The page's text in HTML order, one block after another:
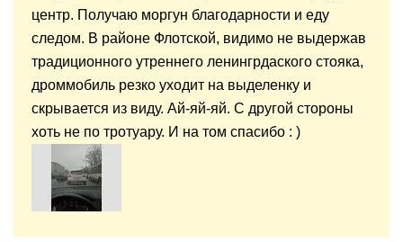
центр. Получаю моргун благодарности и еду
следом. В районе Флотской, видимо не выдержав
традиционного утреннего ленингрдаского стояка,
дроммобиль резко уходит на выделенку и
скрывается из виду. Ай-яй-яй. С другой стороны
хоть не по тротуару. И на том спасибо : )